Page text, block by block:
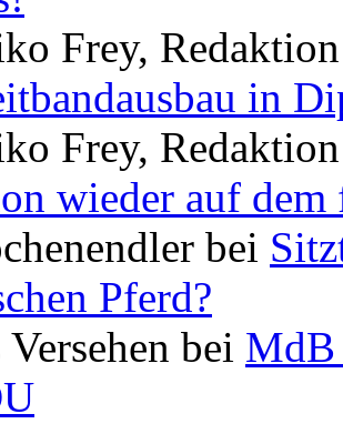
Frey,
in
Frey,
wieder auf dem
bei
Pferd?
Versehen bei MdB